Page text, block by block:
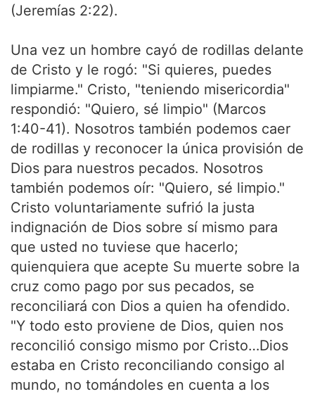
(Jeremías 2:22).
Una vez un hombre cayó de rodillas delante
de Cristo y le rogó: "Si quieres, puedes
limpiarme." Cristo, "teniendo misericordia"
respondió: "Quiero, sé limpio" (Marcos
1:40-41). Nosotros también podemos caer
de rodillas y reconocer la única provisión de
Dios para nuestros pecados. Nosotros
también podemos oír: "Quiero, sé limpio."
Cristo voluntariamente sufrió la justa
indignación de Dios sobre sí mismo para
que usted no tuviese que hacerlo;
quienquiera que acepte Su muerte sobre la
cruz como pago por sus pecados, se
reconciliará con Dios a quien ha ofendido.
"Y todo esto proviene de Dios, quien nos
reconcilió consigo mismo por Cristo…Dios
estaba en Cristo reconciliando consigo al
mundo, no tomándoles en cuenta a los